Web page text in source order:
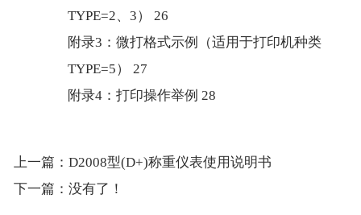
TYPE=2、3）
26
附录3：微打格式示例（适用于打印机种类
TYPE=5）
27
附录4：打印操作举例 28
上一篇： D2008型(D+)称重仪表使用说明书
下一篇：没有了！